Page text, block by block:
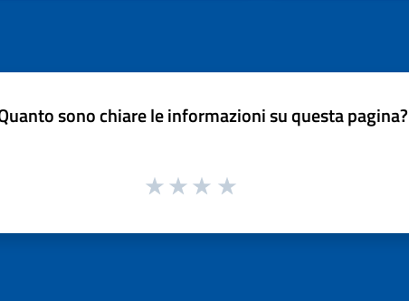
sono chiare le informazioni su questa pagina?